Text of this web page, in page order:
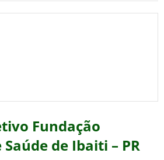
Fundação
de Ibaiti – PR